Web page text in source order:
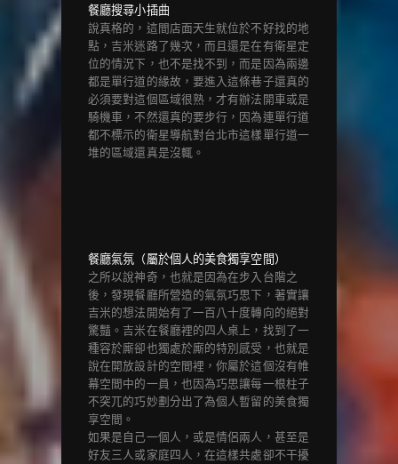
餐廳搜尋小插曲
說真格的，這間店面天生就位於不好找的地
點，吉米迷路了幾次，而且還是在有衛星定
位的情況下，也不是找不到，而是因為兩邊
都是單行道的緣故，要進入這條巷子還真的
必須要對這個區域很熟，才有辦法開車或是
騎機車，不然還真的要步行，因為連單行道
都不標示的衛星導航對台北市這樣單行道一
堆的區域還真是沒輒。
餐廳氣氛（屬於個人的美食獨享空間）
之所以說神奇，也就是因為在步入台階之
後，發現餐廳所營造的氣氛巧思下，著實讓
吉米的想法開始有了一百八十度轉向的絕對
驚豔。吉米在餐廳裡的四人桌上，找到了一
種容於廝卻也獨處於廝的特別感受，也就是
說在開放設計的空間裡，你屬於這個沒有帷
幕空間中的一員，也因為巧思讓每一根柱子
不突兀的巧妙劃分出了為個人暫留的美食獨
享空間。
如果是自己一個人，或是情侶兩人，甚至是
好友三人或家庭四人，在這樣共處卻不干擾